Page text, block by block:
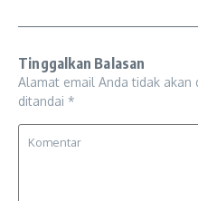
Tinggalkan Balasan
Alamat email Anda tidak akan
ditandai *